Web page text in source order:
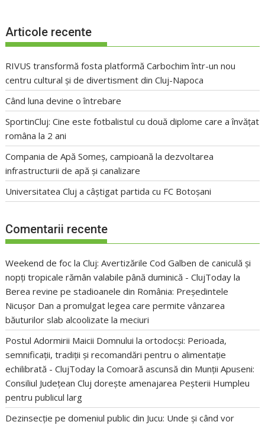
Articole recente
RIVUS transformă fosta platformă Carbochim într-un nou
centru cultural și de divertisment din Cluj-Napoca
Când luna devine o întrebare
SportinCluj: Cine este fotbalistul cu două diplome care a învățat
româna la 2 ani
Compania de Apă Someș, campioană la dezvoltarea
infrastructurii de apă și canalizare
Universitatea Cluj a câștigat partida cu FC Botoșani
Comentarii recente
Weekend de foc la Cluj: Avertizările Cod Galben de caniculă și
nopți tropicale rămân valabile până duminică - ClujToday la
Berea revine pe stadioanele din România: Președintele
Nicușor Dan a promulgat legea care permite vânzarea
băuturilor slab alcoolizate la meciuri
Postul Adormirii Maicii Domnului la ortodocși: Perioada,
semnificații, tradiții și recomandări pentru o alimentație
echilibrată - ClujToday laComoară ascunsă din Munții Apuseni:
Consiliul Județean Cluj dorește amenajarea Peșterii Humpleu
pentru publicul larg
Dezinsecție pe domeniul public din Jucu: Unde și când vor